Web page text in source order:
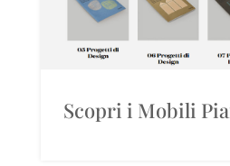
Scopri i Mobili